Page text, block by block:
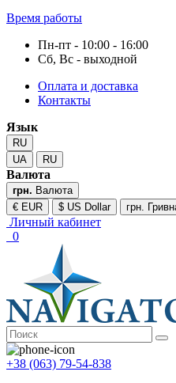
Время работы
Пн-пт - 10:00 - 16:00
Сб, Вс - выходной
Оплата и доставка
Контакты
Язык
RU
UA
RU
Валюта
грн. Валюта
€ EUR
$ US Dollar грн.
Личный кабинет
0
+38 (063) 79-54-838